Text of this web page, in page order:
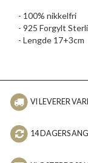
- 100% nikkelfri
- 925 Forgylt
- Lengde 17+3cm
VI LEVERER
14 DAGERS